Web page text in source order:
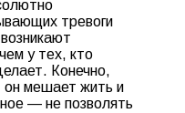
тревоги
у тех, кто
Конечно,
он мешает жить и
— не позволять